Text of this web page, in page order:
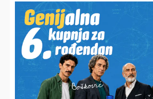
ODIGRAN JE 25. DERBI SJEVERA
Slaven nadigran na domaćem terenu,
gola i uzeo puni plijen